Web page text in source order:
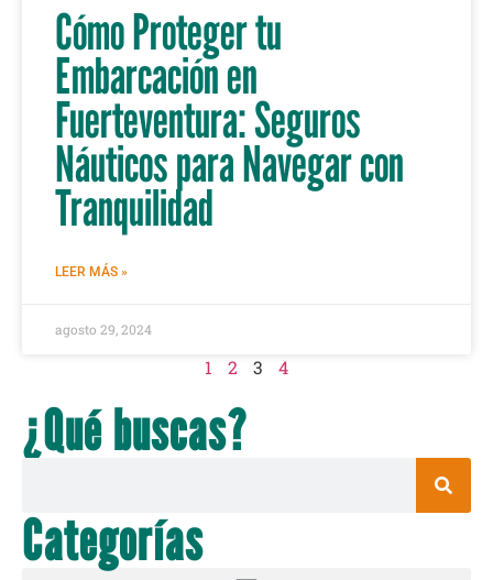
Cómo Proteger tu
Embarcación en
Fuerteventura: Seguros
Náuticos para Navegar con
Tranquilidad
LEER MÁS »
agosto 29, 2024
1 2 3 4
¿Qué buscas?
Categorías